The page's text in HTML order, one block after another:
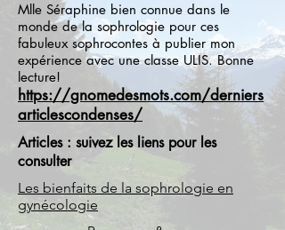
Mlle Séraphine bien connue dans le
monde de la sophrologie pour ces
fabuleux sophrocontes à publier mon
expérience avec une classe ULIS. Bonne
lecture!
https://gnomedesmots.com/derniers
articlescondenses/
Articles : suivez les liens pour les
consulter
Les bienfaits de la sophrologie en
gynécologie